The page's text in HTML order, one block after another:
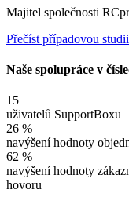
Majitel společnosti
Přečíst případovou studii
Naše spolupráce v
15
uživatelů SupportBoxu
26 %
navýšení hodnoty
62 %
navýšení hodnoty
hovoru